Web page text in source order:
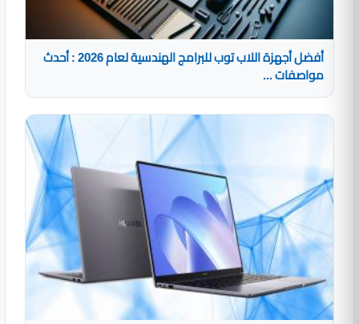
أفضل أجهزة اللاب توب للبرامج الهندسية لعام 2026 : أحدث
مواصفات ...